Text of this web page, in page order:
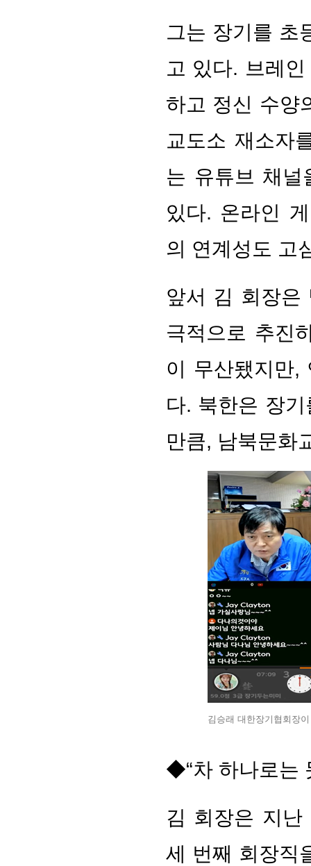
그는 장기를 초
고 있다. 브레
하고 정신 수양
교도소 재소자
는 유튜브 채널
있다. 온라인
의 연계성도 고
앞서 김 회장은
극적으로 추진
이 무산됐지만,
다. 북한은 장
만큼, 남북문화
김승래 대한장기협회장
◆“차 하나로는
김 회장은 지난
세 번째 회장직